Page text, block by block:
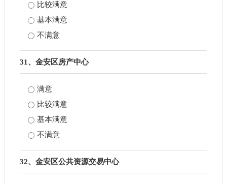
比较满意
基本满意
不满意
31、金安区房产中心
满意
比较满意
基本满意
不满意
32、金安区公共资源交易中心